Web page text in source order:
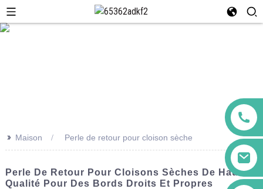
>> Maison Perle de retour pour cloison sèche
Perle De Retour Pour Cloisons Sèches De Haute
Qualité Pour Des Bords Droits Et Propres